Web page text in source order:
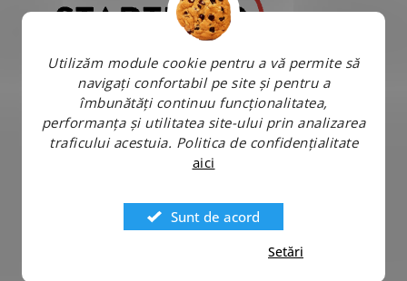
Utilizăm module cookie pentru a vă permite să
navigați confortabil pe site și pentru a
îmbunătăți continuu funcționalitatea,
performanța și utilitatea site-ului prin analizarea
traficului acestuia. Politica de confidențialitate
aici
Sunt de acord
Setări